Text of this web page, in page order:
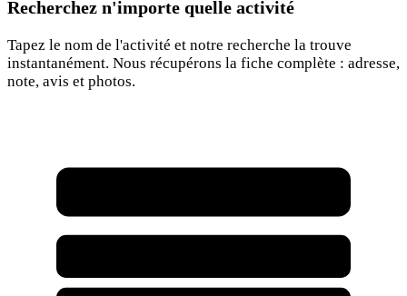
Recherchez n'importe quelle activité
Tapez le nom de l'activité et notre recherche la trouve
instantanément. Nous récupérons la fiche complète : adresse,
note, avis et photos.